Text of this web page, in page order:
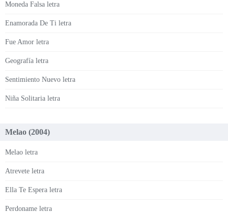
Moneda Falsa letra
Enamorada De Ti letra
Fue Amor letra
Geografía letra
Sentimiento Nuevo letra
Niña Solitaria letra
Melao (2004)
Melao letra
Atrevete letra
Ella Te Espera letra
Perdoname letra